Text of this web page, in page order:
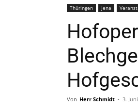
Thüringen Jena
Von Herr Schmidt - 3.